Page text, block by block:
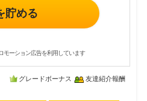
貯める
モーション広告を利用しています
グレードボーナス 友達紹介報酬